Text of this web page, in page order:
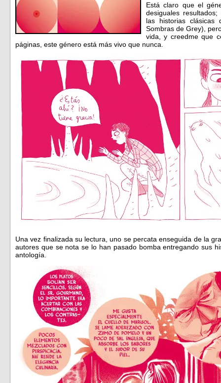
Está claro que el
desiguales
las historias
Sombras de Grey),
vida, y creedme que
páginas, este género está más vivo que nunca.
Una vez finalizada su lectura, uno se percata enseguida de la
autores que se nota se lo han pasado bomba entregando sus
antología.